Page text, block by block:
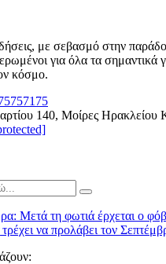
με σεβασμό στην
για όλα τα σημαντικά
κόσμο.
140, Μοίρες Ηρακλείου
Μετά τη φωτιά έρχεται ο
να προλάβει τον